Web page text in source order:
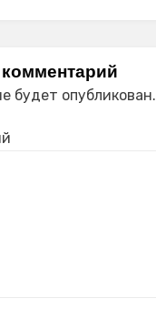
будет опубликован.